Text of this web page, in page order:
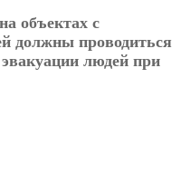
объектах с
должны проводиться
людей при